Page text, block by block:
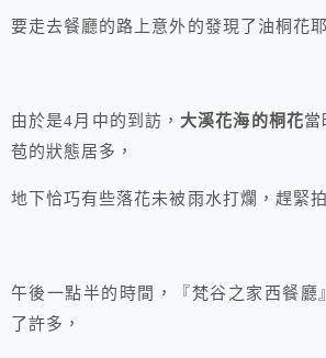
要走去餐廳的路上意外的發現了油桐花耶
由於是4月中的到訪， 大溪花海的桐花當
苞的狀態居多，
地下恰巧有些落花未被雨水打爛，趕緊
午後一點半的時間，『梵谷之家西餐廳
了許多，